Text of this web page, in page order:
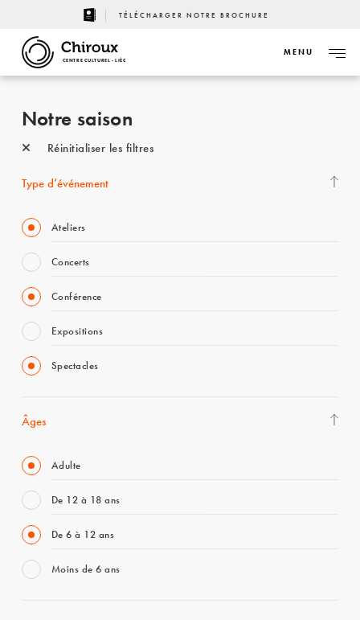
TÉLÉCHARGER NOTRE BROCHURE
CENTRE CULTUREL - LIÈGE
MENU
Notre saison
Réinitialiser les filtres
Type d’événement
Ateliers
Concerts
Conférence
Expositions
Spectacles
Âges
Adulte
De 12 à 18 ans
De 6 à 12 ans
Moins de 6 ans